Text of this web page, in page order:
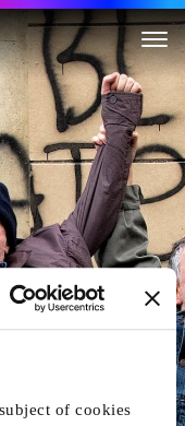
of cookies